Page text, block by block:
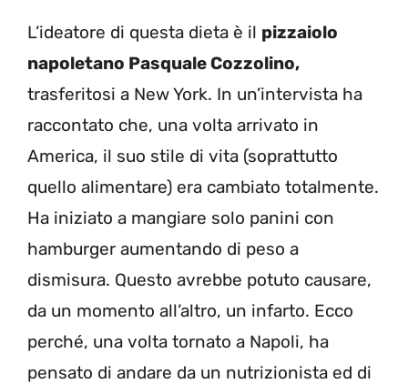
L’ideatore di questa dieta è il pizzaiolo
napoletano Pasquale Cozzolino,
trasferitosi a New York. In un’intervista ha
raccontato che, una volta arrivato in
America, il suo stile di vita (soprattutto
quello alimentare) era cambiato totalmente.
Ha iniziato a mangiare solo panini con
hamburger aumentando di peso a
dismisura. Questo avrebbe potuto causare,
da un momento all’altro, un infarto. Ecco
perché, una volta tornato a Napoli, ha
pensato di andare da un nutrizionista ed di